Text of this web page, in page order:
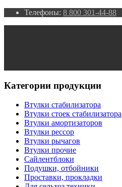
Телефоны: 8 800 301-44-88
Категории продукции
Втулки стабилизатора
Втулки стоек стабилизатора
Втулки амортизаторов
Втулки рессор
Втулки рычагов
Втулки прочие
Сайлентблоки
Подушки, отбойники
Проставки, прокладки